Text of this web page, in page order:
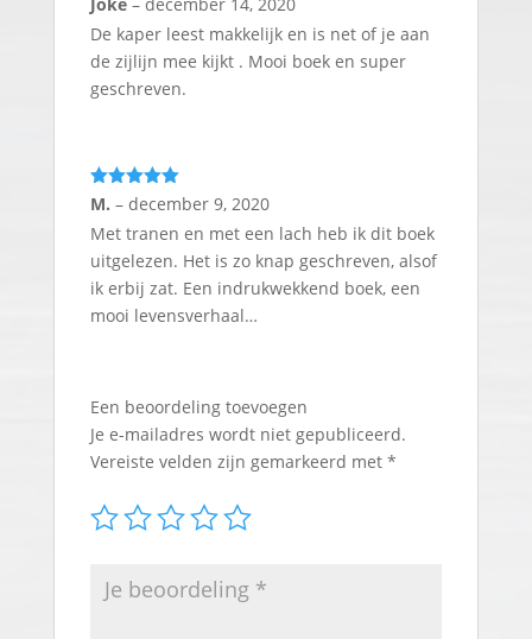
5 uit 5
De kaper leest makkelijk en is net of je aan
de zijlijn mee kijkt . Mooi boek en super
geschreven.
Gewaardeerd
5uit 5
M. – december 9, 2020
Met tranen en met een lach heb ik dit boek
uitgelezen. Het is zo knap geschreven, alsof
ik erbij zat. Een indrukwekkend boek, een
mooi levensverhaal…
Een beoordeling toevoegen
Je e-mailadres wordt niet gepubliceerd.
Vereiste velden zijn gemarkeerd met *